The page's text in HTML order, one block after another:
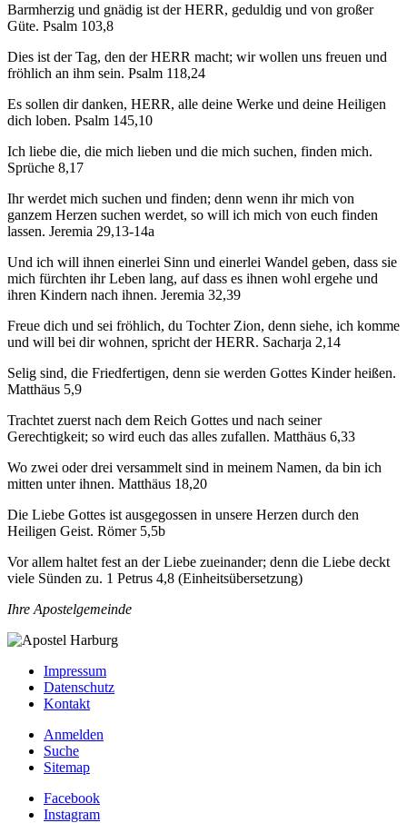
Barmherzig und gnädig ist der HERR, geduldig und von großer
Güte. Psalm 103,8
Dies ist der Tag, den der HERR macht; wir wollen uns freuen und
fröhlich an ihm sein. Psalm 118,24
Es sollen dir danken, HERR, alle deine Werke und deine Heiligen
dich loben. Psalm 145,10
Ich liebe die, die mich lieben und die mich suchen, finden mich.
Sprüche 8,17
Ihr werdet mich suchen und finden; denn wenn ihr mich von
ganzem Herzen suchen werdet, so will ich mich von euch finden
lassen. Jeremia 29,13-14a
Und ich will ihnen einerlei Sinn und einerlei Wandel geben, dass sie
mich fürchten ihr Leben lang, auf dass es ihnen wohl ergehe und
ihren Kindern nach ihnen. Jeremia 32,39
Freue dich und sei fröhlich, du Tochter Zion, denn siehe, ich komme
und will bei dir wohnen, spricht der HERR. Sacharja 2,14
Selig sind, die Friedfertigen, denn sie werden Gottes Kinder heißen.
Matthäus 5,9
Trachtet zuerst nach dem Reich Gottes und nach seiner
Gerechtigkeit; so wird euch das alles zufallen. Matthäus 6,33
Wo zwei oder drei versammelt sind in meinem Namen, da bin ich
mitten unter ihnen. Matthäus 18,20
Die Liebe Gottes ist ausgegossen in unsere Herzen durch den
Heiligen Geist. Römer 5,5b
Vor allem haltet fest an der Liebe zueinander; denn die Liebe deckt
viele Sünden zu. 1 Petrus 4,8 (Einheitsübersetzung)
Ihre Apostelgemeinde
Impressum
Datenschutz
Kontakt
Anmelden
Suche
Sitemap
Facebook
Instagram